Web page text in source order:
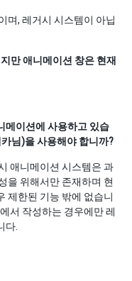
며, 레거시 시스템이 아닙
만 애니메이션 창은 현재
메이션에 사용하고 있습
님)을 사용해야 합니까?
애니메이션 시스템은 과
을 위해서만 존재하며 현
제한된 기능 밖에 없습니
서 작성하는 경우에만 레
다.